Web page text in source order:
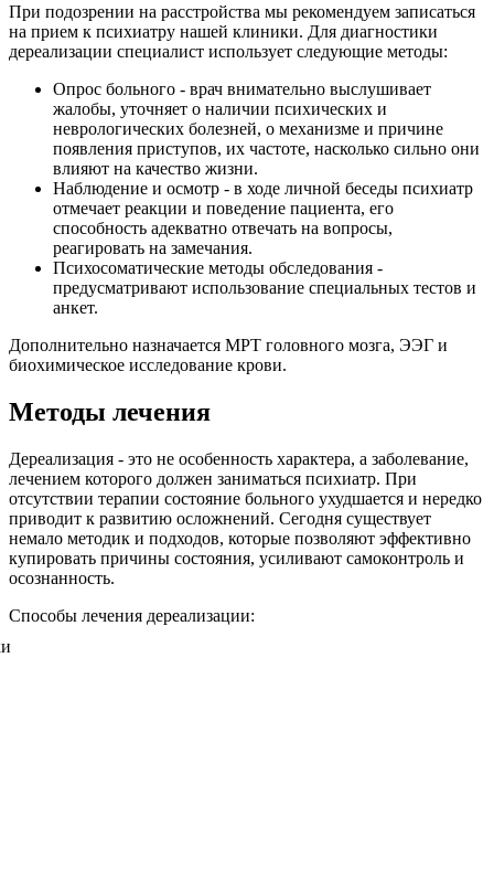
При подозрении на расстройства мы рекомендуем записаться
на прием к психиатру нашей клиники. Для диагностики
дереализации специалист использует следующие методы:
Опрос больного - врач внимательно выслушивает
жалобы, уточняет о наличии психических и
неврологических болезней, о механизме и причине
появления приступов, их частоте, насколько сильно они
влияют на качество жизни.
Наблюдение и осмотр - в ходе личной беседы психиатр
отмечает реакции и поведение пациента, его
способность адекватно отвечать на вопросы,
реагировать на замечания.
Психосоматические методы обследования -
предусматривают использование специальных тестов и
анкет.
Дополнительно назначается МРТ головного мозга, ЭЭГ и
биохимическое исследование крови.
Методы лечения
Дереализация - это не особенность характера, а заболевание,
лечением которого должен заниматься психиатр. При
отсутствии терапии состояние больного ухудшается и нередко
приводит к развитию осложнений. Сегодня существует
немало методик и подходов, которые позволяют эффективно
купировать причины состояния, усиливают самоконтроль и
осознанность.
Способы лечения дереализации: